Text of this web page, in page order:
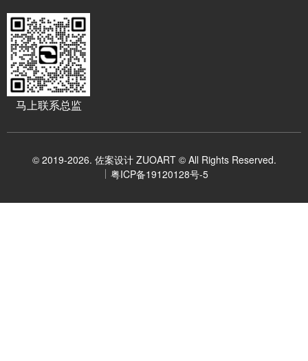
马上联系总监
© 2019-2026. 佐案设计 ZUOART © All Rights Reserved.
粤ICP备19120128号-5